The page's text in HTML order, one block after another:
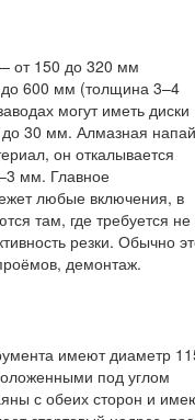
от 150 до 320 мм
600 мм (толщина 3–4
могут иметь диски
30 мм. Алмазная
он откалывается
мм. Главное
любые включения, в
там, где требуется не
резки. Обычно
демонтаж.
имеют диаметр
под углом
с обеих сторон и